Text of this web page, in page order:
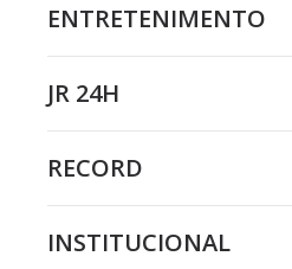
ENTRETENIMENTO
JR 24H
RECORD
INSTITUCIONAL